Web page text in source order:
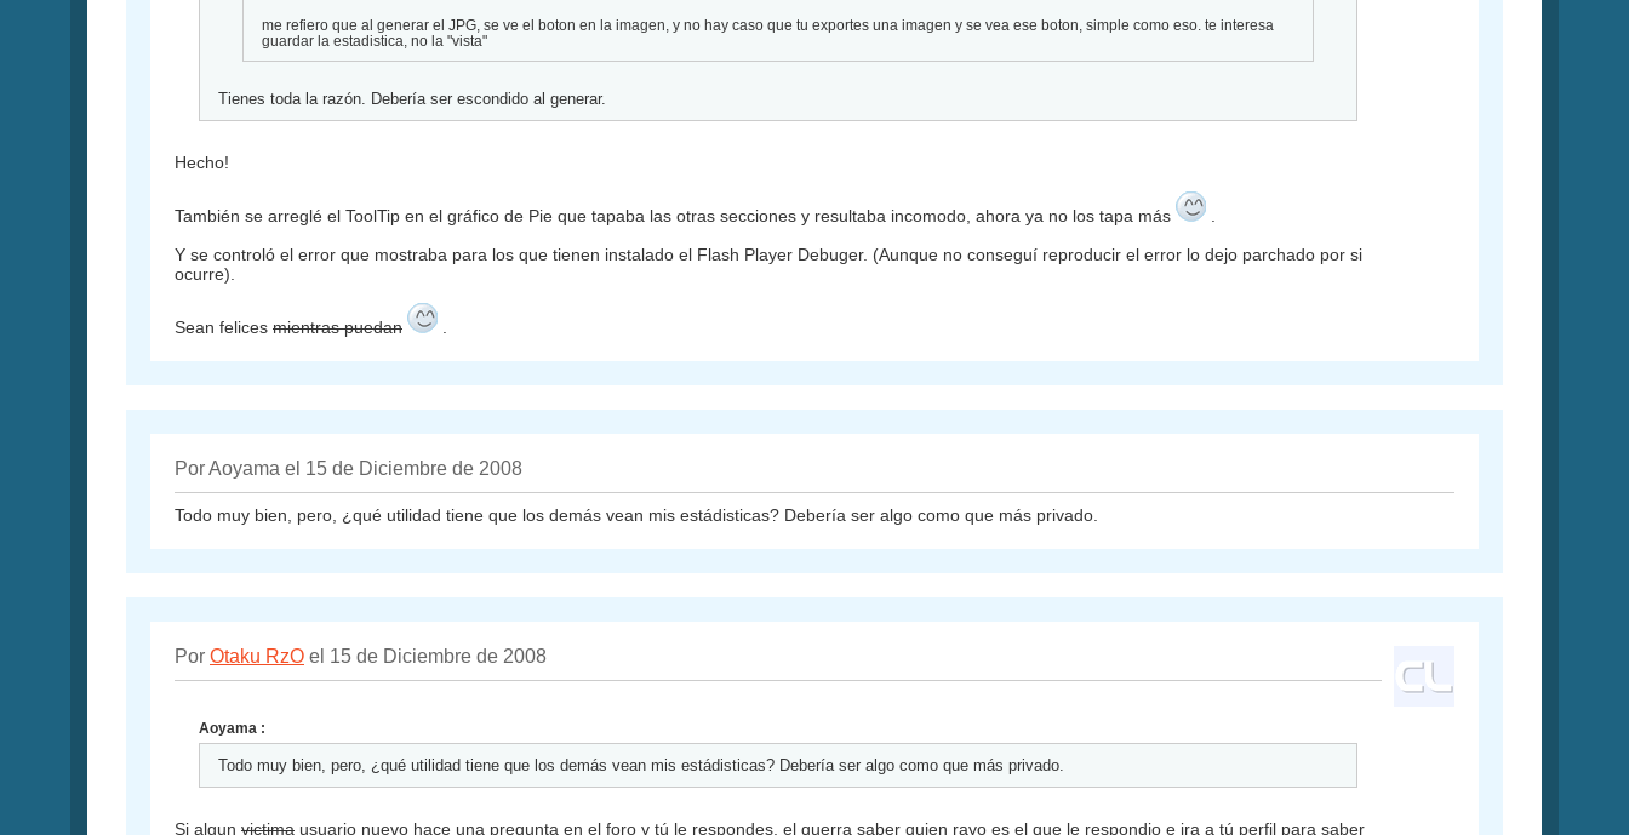
me refiero que al generar el JPG, se ve el boton en la imagen, y no hay caso que tu exportes una imagen y se vea ese boton, simple como eso. te interesa
guardar la estadistica, no la "vista"
Tienes toda la razón. Debería ser escondido al generar.
Hecho!
También se arreglé el ToolTip en el gráfico de Pie que tapaba las otras secciones y resultaba incomodo, ahora ya no los tapa más
Y se controló el error que mostraba para los que tienen instalado el Flash Player Debuger. (Aunque no conseguí reproducir el error lo dejo parchado por si
ocurre).
Sean felices mientras puedan
Por Aoyama el 15 de Diciembre de 2008
Todo muy bien, pero, ¿qué utilidad tiene que los demás vean mis estádisticas? Debería ser algo como que más privado.
Por Otaku RzO el 15 de Diciembre de 2008
Aoyama :
Todo muy bien, pero, ¿qué utilidad tiene que los demás vean mis estádisticas? Debería ser algo como que más privado.
Si algun victima usuario nuevo hace una pregunta en el foro y tú le respondes, el querra saber quien rayo es el que le respondio e ira a tú perfil para saber